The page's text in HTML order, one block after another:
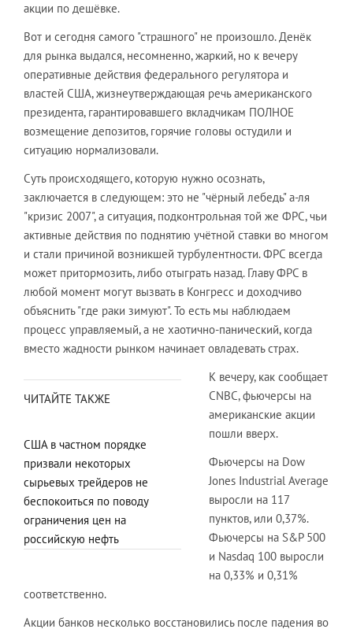
акции по дешёвке.
Вот и сегодня самого "страшного" не произошло. Денёк
для рынка выдался, несомненно, жаркий, но к вечеру
оперативные действия федерального регулятора и
властей США, жизнеутверждающая речь американского
президента, гарантировавшего вкладчикам ПОЛНОЕ
возмещение депозитов, горячие головы остудили и
ситуацию нормализовали.
Суть происходящего, которую нужно осознать,
заключается в следующем: это не "чёрный лебедь" а-ля
"кризис 2007", а ситуация, подконтрольная той же ФРС, чьи
активные действия по поднятию учётной ставки во многом
и стали причиной возникшей турбулентности. ФРС всегда
может притормозить, либо отыграть назад. Главу ФРС в
любой момент могут вызвать в Конгресс и доходчиво
объяснить "где раки зимуют". То есть мы наблюдаем
процесс управляемый, а не хаотично-панический, когда
вместо жадности рынком начинает овладевать страх.
ЧИТАЙТЕ ТАКЖЕ
США в частном порядке
призвали некоторых
сырьевых трейдеров не
беспокоиться по поводу
ограничения цен на
российскую нефть
К вечеру, как сообщает
CNBC, фьючерсы на
американские акции
пошли вверх.
Фьючерсы на Dow
Jones Industrial Average
выросли на 117
пунктов, или 0,37%.
Фьючерсы на S&P 500
и Nasdaq 100 выросли
на 0,33% и 0,31%
соответственно.
Акции банков несколько восстановились после падения во